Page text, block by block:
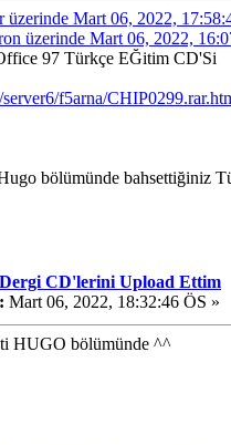
üzerinde Mart 06, 2022,
üzerinde Mart 06, 2022,
97 Türkçe EĞitim CD'Si
f5arna/
bölümünde bahsettiğiniz
CD'lerini Upload Ettim
Mart 06, 2022, 18:32:46 ÖS »
HUGO bölümünde ^^